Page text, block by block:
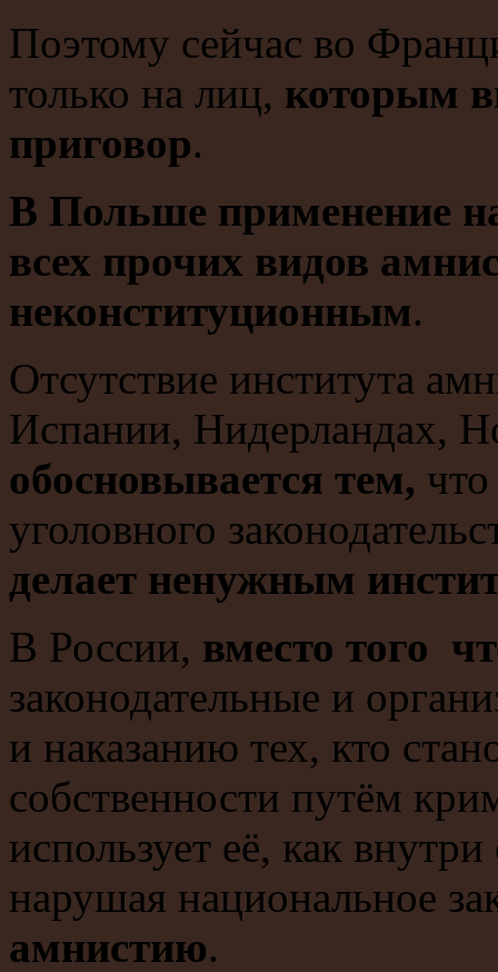
Поэтому сейчас во
только на лиц, которым
приговор.
В Польше применение
всех прочих видов
неконституционным.
Отсутствие института
Испании, Нидерландах,
обосновывается тем,
уголовного
делает ненужным
В России, вместо того
законодательные и
и наказанию тех, кто
собственности путём
использует её, как
нарушая национальное
амнистию.